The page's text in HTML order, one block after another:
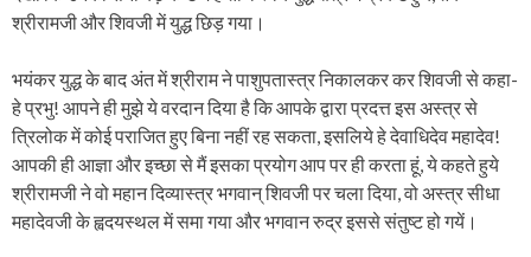
श्रीरामजी और शिवजी में युद्ध छिड़ गया।
भयंकर युद्ध के बाद अंत में श्रीराम ने पाशुपतास्त्र निकालकर कर शिवजी से कहा-
हे प्रभु! आपने ही मुझे ये वरदान दिया है कि आपके द्वारा प्रदत्त इस अस्त्र से
त्रिलोक में कोई पराजित हुए बिना नहीं रह सकता, इसलिये हे देवाधिदेव महादेव!
आपकी ही आज्ञा और इच्छा से मैं इसका प्रयोग आप पर ही करता हूं, ये कहते हुये
श्रीरामजी ने वो महान दिव्यास्त्र भगवान् शिवजी पर चला दिया, वो अस्त्र सीधा
महादेवजी के ह्वदयस्थल में समा गया और भगवान रुद्र इससे संतुष्ट हो गयें।